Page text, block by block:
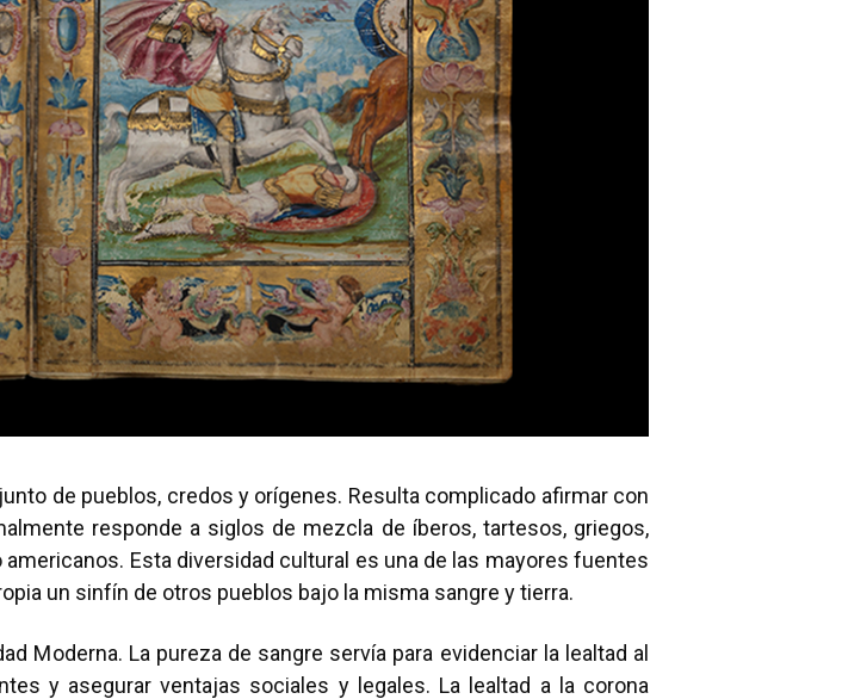
de pueblos, credos y orígenes. Resulta complicado afirmar con
responde a siglos de mezcla de íberos, tartesos, griegos,
Esta diversidad cultural es una de las mayores fuentes
un sinfín de otros pueblos bajo la misma sangre y tierra.
Moderna. La pureza de sangre servía para evidenciar la lealtad al
y asegurar ventajas sociales y legales. La lealtad a la corona